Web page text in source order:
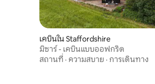
เคบินใน Staffordshire
มิซาร์ - เคบินแบบออฟกริด
สถานที่ · ความสบาย · การเดินทาง